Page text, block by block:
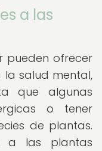
a las
pueden ofrecer
la salud mental,
que algunas
o tener
de plantas.
a las plantas